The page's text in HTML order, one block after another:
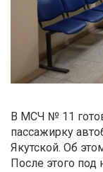
В МСЧ № 11
пассажирку
Якутской. Об
После этого